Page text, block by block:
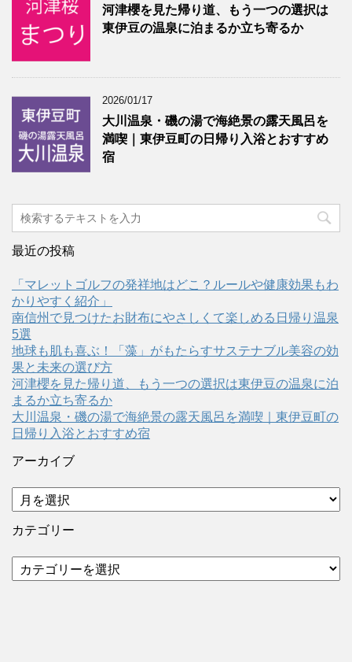
河津櫻を見た帰り道、もう一つの選択は
東伊豆の温泉に泊まるか立ち寄るか
2026/01/17
大川温泉・磯の湯で海絶景の露天風呂を
満喫｜東伊豆町の日帰り入浴とおすすめ
宿
最近の投稿
「マレットゴルフの発祥地はどこ？ルールや健康効果もわ
かりやすく紹介」
南信州で見つけたお財布にやさしくて楽しめる日帰り温泉
5選
地球も肌も喜ぶ！「藻」がもたらすサステナブル美容の効
果と未来の選び方
河津櫻を見た帰り道、もう一つの選択は東伊豆の温泉に泊
まるか立ち寄るか
大川温泉・磯の湯で海絶景の露天風呂を満喫｜東伊豆町の
日帰り入浴とおすすめ宿
アーカイブ
ア
ー
カ
ブ
カテゴリー
テ